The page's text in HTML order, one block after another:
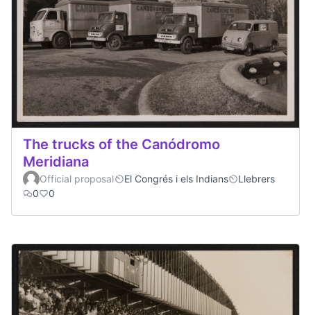
The trucks of the Canódromo
Meridiana
Official proposal El Congrés i els Indians
Llebrers
0
0